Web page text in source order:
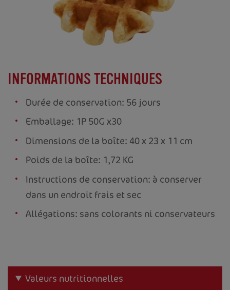
INFORMATIONS TECHNIQUES
Durée de conservation: 56 jours
Emballage: 1P 50G x30
Dimensions de la boîte: 40 x 23 x 11 cm
Poids de la boîte: 1,72 KG
Instructions de conservation: à conserver
dans un endroit frais et sec
Allégations: sans colorants ni conservateurs
Valeurs nutritionnelles